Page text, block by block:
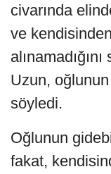
civarında
ve
Uzun,
söyledi.
Oğlunun
fakat,